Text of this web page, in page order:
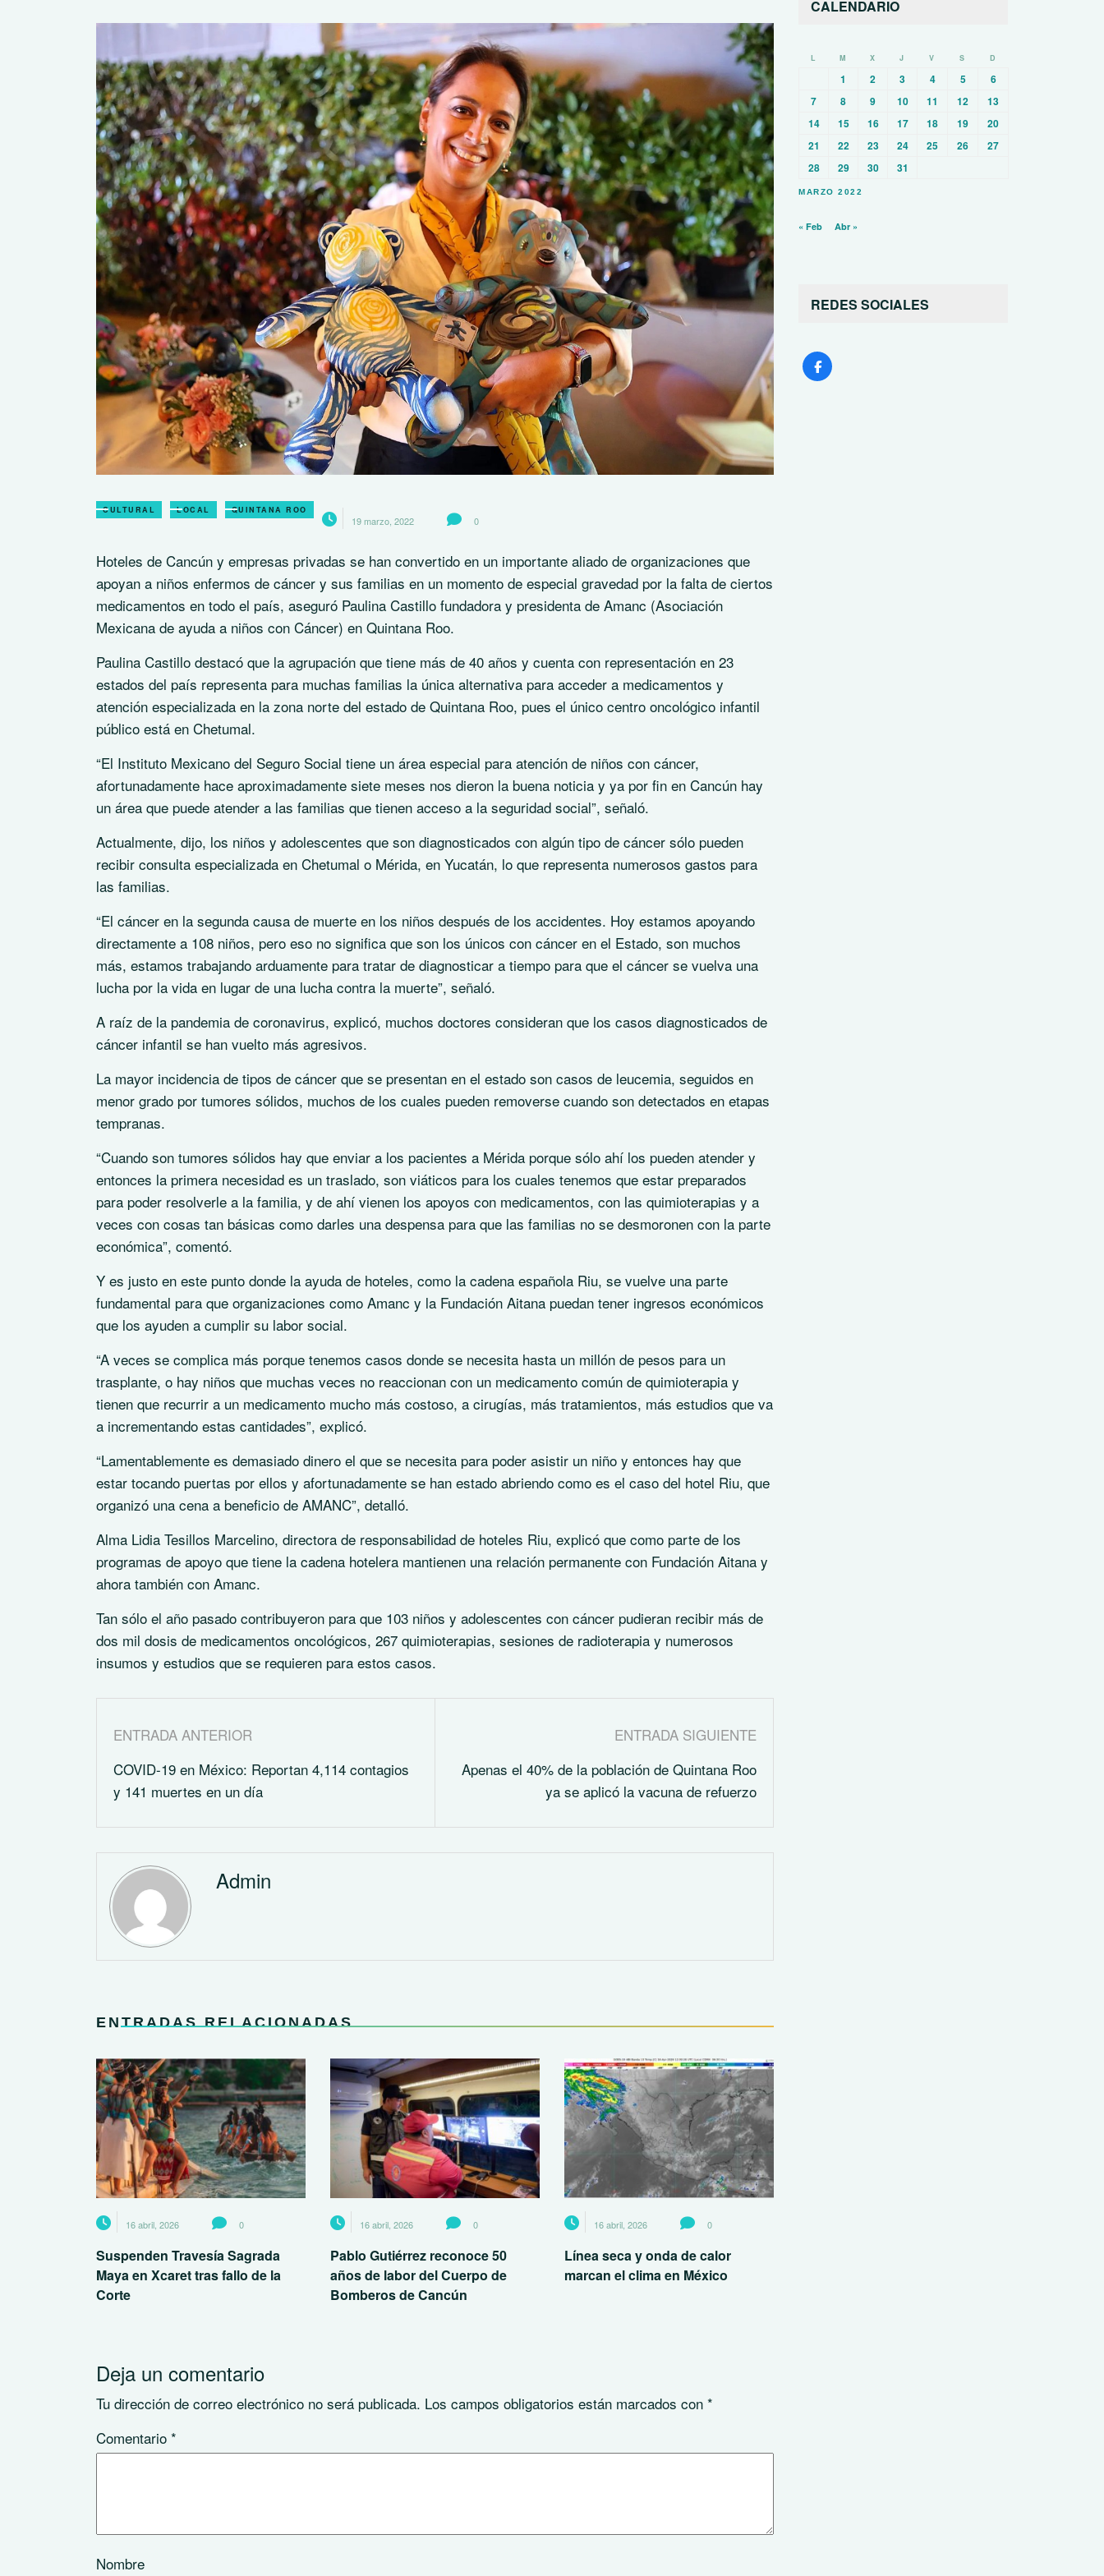
CULTURAL LOCAL QUINTANA ROO
19 marzo, 2022 0
Hoteles de Cancún y empresas privadas se han convertido en un importante aliado de organizaciones que
apoyan a niños enfermos de cáncer y sus familias en un momento de especial gravedad por la falta de ciertos
medicamentos en todo el país, aseguró Paulina Castillo fundadora y presidenta de Amanc (Asociación
Mexicana de ayuda a niños con Cáncer) en Quintana Roo.
Paulina Castillo destacó que la agrupación que tiene más de 40 años y cuenta con representación en 23
estados del país representa para muchas familias la única alternativa para acceder a medicamentos y
atención especializada en la zona norte del estado de Quintana Roo, pues el único centro oncológico infantil
público está en Chetumal.
“El Instituto Mexicano del Seguro Social tiene un área especial para atención de niños con cáncer,
afortunadamente hace aproximadamente siete meses nos dieron la buena noticia y ya por fin en Cancún hay
un área que puede atender a las familias que tienen acceso a la seguridad social”, señaló.
Actualmente, dijo, los niños y adolescentes que son diagnosticados con algún tipo de cáncer sólo pueden
recibir consulta especializada en Chetumal o Mérida, en Yucatán, lo que representa numerosos gastos para
las familias.
“El cáncer en la segunda causa de muerte en los niños después de los accidentes. Hoy estamos apoyando
directamente a 108 niños, pero eso no significa que son los únicos con cáncer en el Estado, son muchos
más, estamos trabajando arduamente para tratar de diagnosticar a tiempo para que el cáncer se vuelva una
lucha por la vida en lugar de una lucha contra la muerte”, señaló.
A raíz de la pandemia de coronavirus, explicó, muchos doctores consideran que los casos diagnosticados de
cáncer infantil se han vuelto más agresivos.
La mayor incidencia de tipos de cáncer que se presentan en el estado son casos de leucemia, seguidos en
menor grado por tumores sólidos, muchos de los cuales pueden removerse cuando son detectados en etapas
tempranas.
“Cuando son tumores sólidos hay que enviar a los pacientes a Mérida porque sólo ahí los pueden atender y
entonces la primera necesidad es un traslado, son viáticos para los cuales tenemos que estar preparados
para poder resolverle a la familia, y de ahí vienen los apoyos con medicamentos, con las quimioterapias y a
veces con cosas tan básicas como darles una despensa para que las familias no se desmoronen con la parte
económica”, comentó.
Y es justo en este punto donde la ayuda de hoteles, como la cadena española Riu, se vuelve una parte
fundamental para que organizaciones como Amanc y la Fundación Aitana puedan tener ingresos económicos
que los ayuden a cumplir su labor social.
“A veces se complica más porque tenemos casos donde se necesita hasta un millón de pesos para un
trasplante, o hay niños que muchas veces no reaccionan con un medicamento común de quimioterapia y
tienen que recurrir a un medicamento mucho más costoso, a cirugías, más tratamientos, más estudios que va
a incrementando estas cantidades”, explicó.
“Lamentablemente es demasiado dinero el que se necesita para poder asistir un niño y entonces hay que
estar tocando puertas por ellos y afortunadamente se han estado abriendo como es el caso del hotel Riu, que
organizó una cena a beneficio de AMANC”, detalló.
Alma Lidia Tesillos Marcelino, directora de responsabilidad de hoteles Riu, explicó que como parte de los
programas de apoyo que tiene la cadena hotelera mantienen una relación permanente con Fundación Aitana y
ahora también con Amanc.
Tan sólo el año pasado contribuyeron para que 103 niños y adolescentes con cáncer pudieran recibir más de
dos mil dosis de medicamentos oncológicos, 267 quimioterapias, sesiones de radioterapia y numerosos
insumos y estudios que se requieren para estos casos.
ENTRADA ANTERIOR
COVID-19 en México: Reportan 4,114 contagios
y 141 muertes en un día
ENTRADA SIGUIENTE
Apenas el 40% de la población de Quintana Roo
ya se aplicó la vacuna de refuerzo
Admin
ENTRADAS RELACIONADAS
16 abril, 2026 0
Suspenden Travesía Sagrada
Maya en Xcaret tras fallo de la
Corte
16 abril, 2026 0
Pablo Gutiérrez reconoce 50
años de labor del Cuerpo de
Bomberos de Cancún
16 abril, 2026 0
Línea seca y onda de calor
marcan el clima en México
Deja un comentario
Tu dirección de correo electrónico no será publicada. Los campos obligatorios están marcados con *
Comentario *
Nombre
CALENDARIO
MARZO 2022
L M X J V S D
1 2 3 4 5
6
7
8 9 10 11 12
13
14
15 16 17 18 19
20
21
22 23 24 25 26
27
28
29 30 31
« Feb Abr »
REDES SOCIALES